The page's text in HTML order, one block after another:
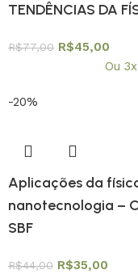
TENDÊNCIAS DA
R$77,00 R$45,00
Ou
-20%
Aplicações da
nanotecnologia –
SBF
R$44,00 R$35,00